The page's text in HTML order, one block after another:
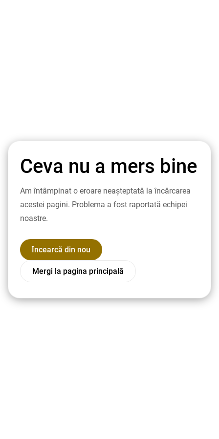
Ceva nu a mers bine
Am întâmpinat o eroare neașteptată la încărcarea
acestei pagini. Problema a fost raportată echipei
noastre.
Încearcă din nou
Mergi la pagina principală